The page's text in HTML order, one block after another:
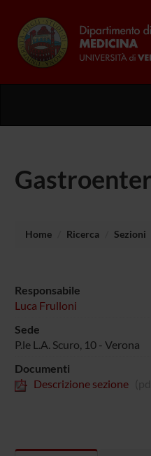
Home Ricerca Sezioni
Responsabile
Luca Frulloni
Sede
P.le L.A. Scuro, 10 - Verona
Documenti
Descrizione sezione